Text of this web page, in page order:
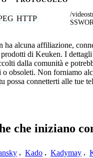
HTTP
/
ha alcuna affiliazione,
di Keuken. I
dalla comunità e
o obsoleti. Non forniamo
possa connetterti alle tue
che iniziano
, Kado , Kadymay ,